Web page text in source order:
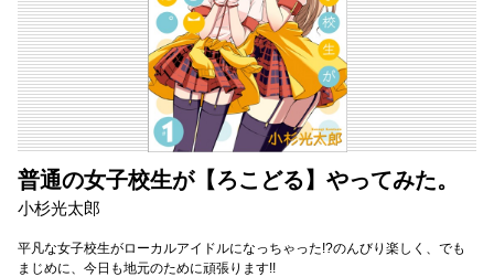
普通の女子校生が【ろこどる】やってみた。
小杉光太郎
平凡な女子校生がローカルアイドルになっちゃった!?のんびり楽しく、でも
まじめに、今日も地元のために頑張ります!!